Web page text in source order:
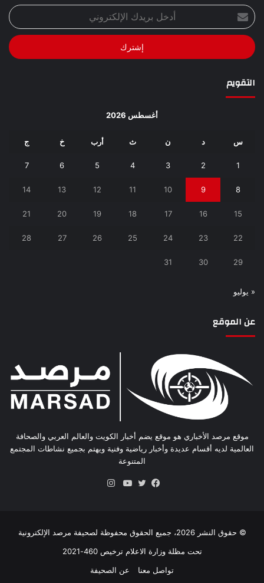
أدخل
بريدك
الإلكتروني
التقويم
أغسطس 2026
س د ن ث أرب خ ج
1
2
3
4
5
6
7
8
9
10
11
12
13
14
15
16
17
18
19
20
21
22
23
24
25
26
27
28
29
30
31
« يوليو
عن الموقع
موقع مرصد الأخباري هو موقع يضم أخبار الكويت والعالم العربي والصحافة
العالمية لديه أقسام عديدة وأخبار رياضية وفنية ويهتم بجميع نشاطات المجتمع
المتنوعة
© حقوق النشر 2026، جميع الحقوق محفوظة لصحيفة مرصد الإلكترونية
تحت مظلة وزارة الاعلام ترخيص 460-2021
تواصل معنا
عن الصحيفة